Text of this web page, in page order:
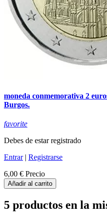
moneda conmemorativa 2
Burgos.
favorite
Debes de estar registrado
Entrar| Registrarse
6,00 € Precio
Añadir al carrito
5 productos en la